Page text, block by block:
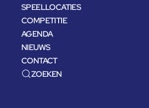
SPEELLOCATIES
COMPETITIE
AGENDA
NIEUWS
CONTACT
ZOEKEN